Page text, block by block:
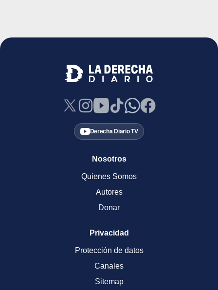
Derecha Diario TV
Nosotros
Quienes Somos
Autores
Donar
Privacidad
Protección de datos
Canales
Sitemap